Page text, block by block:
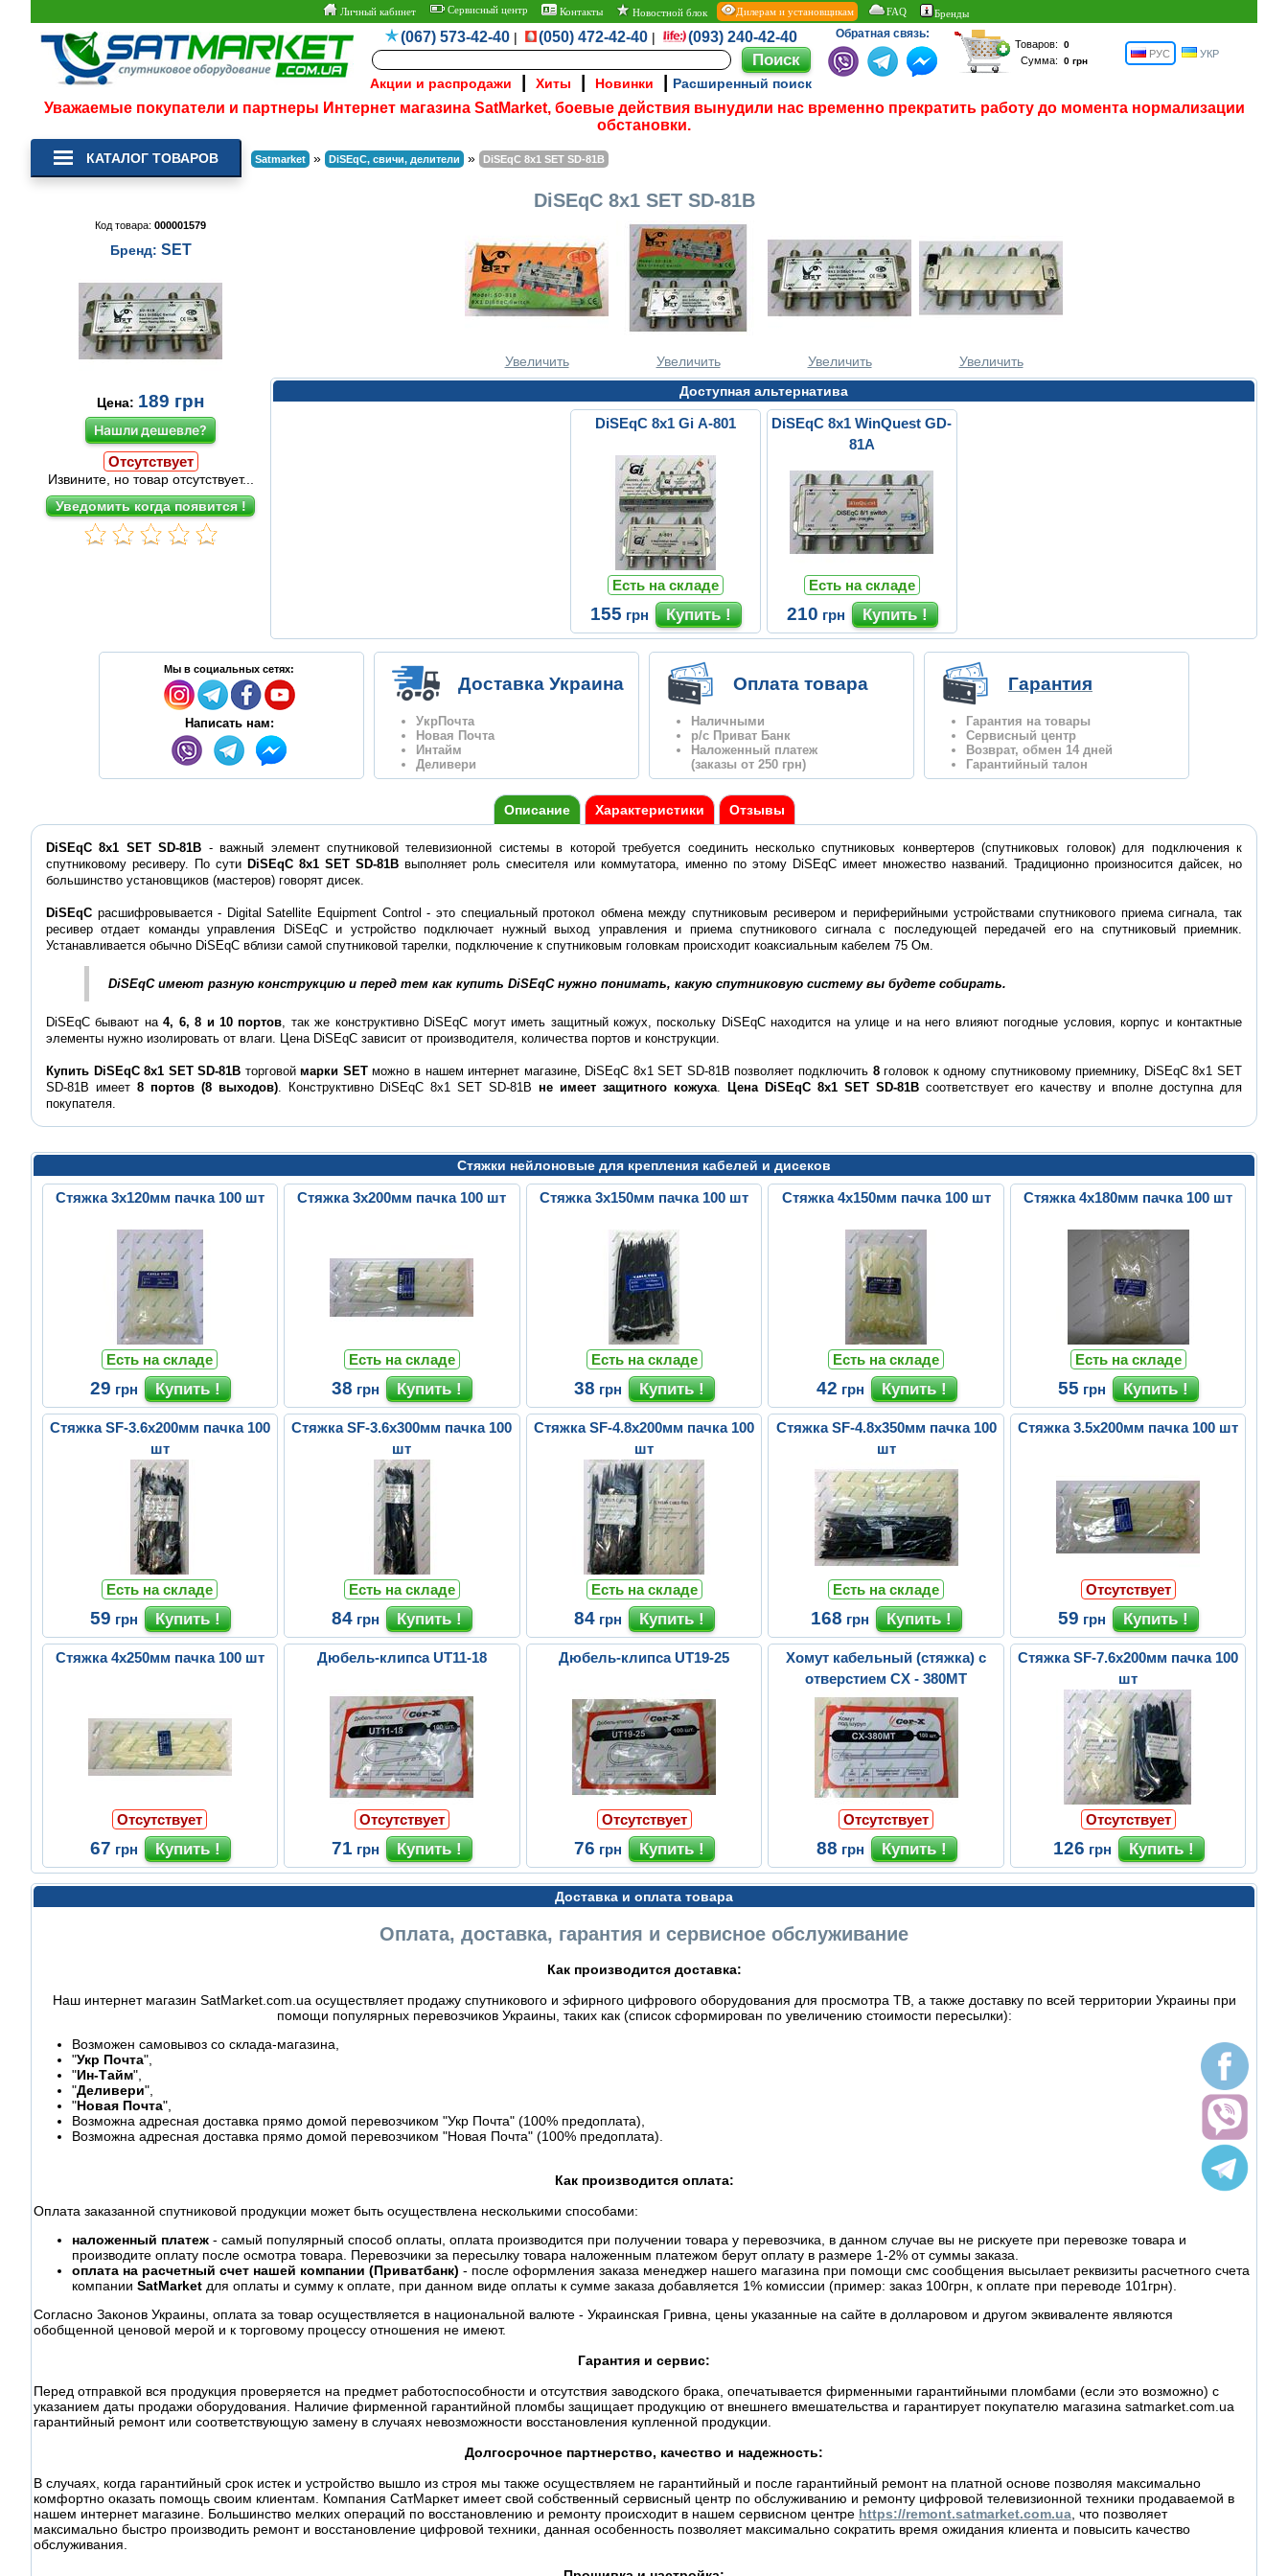
Личный кабинет Сервисный центр Контакты Новостной блок Дилерам и установщикам FAQ Бренды
(067) 573-42-40| (050) 472-42-40| (093) 240-42-40
Акции и распродажи Хиты Новинки Расширенный поиск
Обратная связь:
Товаров:
Сумма:
РУС УКР
Уважаемые покупатели и партнеры Интернет магазина SatMarket, боевые действия вынудили нас временно прекратить работу до момента нормализации
обстановки.
КАТАЛОГ ТОВАРОВ Satmarket » DiSEqC, свичи, делители » DiSEqC 8x1 SET SD-81B
DiSEqC 8x1 SET SD-81B
Код товара: 000001579
Бренд: SET
Цена: 189 грн
Нашли дешевле?
Отсутствует
Извините, но товар отсутствует...
Увеличить Увеличить Увеличить
Увеличить
Доступная альтернатива
DiSEqC 8x1 Gi A-801
Есть на складе
155 грн
DiSEqC 8x1 WinQuest GD-
81A
Есть на складе
210 грн
Мы в социальных сетях:
Написать нам:
Доставка Украина
УкрПочта
Новая Почта
Интайм
Деливери
Оплата товара
Наличными
р/с Приват Банк
Наложенный платеж
(заказы от 250 грн)
Гарантия
Гарантия на товары
Сервисный центр
Возврат, обмен 14 дней
Гарантийный талон
Описание Характеристики Отзывы
DiSEqC 8x1 SET SD-81B - важный элемент спутниковой телевизионной системы в которой требуется соединить несколько спутниковых конвертеров (спутниковых головок) для подключения к
спутниковому ресиверу. По сути DiSEqC 8x1 SET SD-81B выполняет роль смесителя или коммутатора, именно по этому DiSEqC имеет множество названий. Традиционно произносится дайсек, но
большинство установщиков (мастеров) говорят дисек.
DiSEqC расшифровывается - Digital Satellite Equipment Control - это специальный протокол обмена между спутниковым ресивером и периферийными устройствами спутникового приема сигнала, так
ресивер отдает команды управления DiSEqС и устройство подключает нужный выход управления и приема спутникового сигнала с последующей передачей его на спутниковый приемник.
Устанавливается обычно DiSEqC вблизи самой спутниковой тарелки, подключение к спутниковым головкам происходит коаксиальным кабелем 75 Ом.
DiSEqC имеют разную конструкцию и перед тем как купить DiSEqC нужно понимать, какую спутниковую систему вы будете собирать.
DiSEqC бывают на4, 6, 8 и 10 портов, так же конструктивно DiSEqC могут иметь защитный кожух, поскольку DiSEqC находится на улице и на него влияют погодные условия, корпус и контактные
элементы нужно изолировать от влаги. Цена DiSEqC зависит от производителя, количества портов и конструкции.
Купить DiSEqC 8x1 SET SD-81B торговоймарки SETможно в нашем интернет магазине, DiSEqC 8x1 SET SD-81B позволяет подключить 8головок к одному спутниковому приемнику, DiSEqC 8x1 SET
SD-81B имеет8 портов (8 выходов). Конструктивно DiSEqC 8x1 SET SD-81Bне имеет защитного кожуха. Цена DiSEqC 8x1 SET SD-81Bсоответствует его качеству и вполне доступна для
покупателя.
Стяжки нейлоновые для крепления кабелей и дисеков
Стяжка 3х120мм пачка 100 шт
Есть на складе
29 грн
Стяжка 3х200мм пачка 100 шт
Есть на складе
38 грн
Стяжка 3х150мм пачка 100 шт
Есть на складе
38 грн
Стяжка 4х150мм пачка 100 шт
Есть на складе
42 грн
Стяжка 4х180мм пачка 100 шт
Есть на складе
55 грн
Стяжка SF-3.6x200мм пачка 100
шт
Есть на складе
59 грн
Стяжка SF-3.6х300мм пачка 100
шт
Есть на складе
84 грн
Стяжка SF-4.8х200мм пачка 100
шт
Есть на складе
84 грн
Стяжка SF-4.8х350мм пачка 100
шт
Есть на складе
168 грн
Стяжка 3.5х200мм пачка 100 шт
Отсутствует
59 грн
Стяжка 4х250мм пачка 100 шт
Отсутствует
67 грн
Дюбель-клипса UT11-18
Отсутствует
71 грн
Дюбель-клипса UT19-25
Отсутствует
76 грн
Хомут кабельный (стяжка) с
отверстием CX - 380MT
Отсутствует
88 грн
Стяжка SF-7.6х200мм пачка 100
шт
Отсутствует
126 грн
Доставка и оплата товара
Оплата, доставка, гарантия и сервисное обслуживание
Как производится доставка:
Наш интернет магазин SatMarket.com.ua осуществляет продажу спутникового и эфирного цифрового оборудования для просмотра ТВ, а также доставку по всей территории Украины при
помощи популярных перевозчиков Украины, таких как (список сформирован по увеличению стоимости пересылки):
Возможен самовывоз со склада-магазина,
"Укр Почта",
"Ин-Тайм",
"Деливери",
"Новая Почта",
Возможна адресная доставка прямо домой перевозчиком "Укр Почта" (100% предоплата),
Возможна адресная доставка прямо домой перевозчиком "Новая Почта" (100% предоплата).
Как производится оплата:
Оплата заказанной спутниковой продукции может быть осуществлена несколькими способами:
наложенный платеж - самый популярный способ оплаты, оплата производится при получении товара у перевозчика, в данном случае вы не рискуете при перевозке товара и
производите оплату после осмотра товара. Перевозчики за пересылку товара наложенным платежом берут оплату в размере 1-2% от суммы заказа.
оплата на расчетный счет нашей компании (Приватбанк) - после оформления заказа менеджер нашего магазина при помощи смс сообщения высылает реквизиты расчетного счета
компании SatMarket для оплаты и сумму к оплате, при данном виде оплаты к сумме заказа добавляется 1% комиссии (пример: заказ 100грн, к оплате при переводе 101грн).
Согласно Законов Украины, оплата за товар осуществляется в национальной валюте - Украинская Гривна, цены указанные на сайте в долларовом и другом эквиваленте являются
обобщенной ценовой мерой и к торговому процессу отношения не имеют.
Гарантия и сервис:
Перед отправкой вся продукция проверяется на предмет работоспособности и отсутствия заводского брака, опечатывается фирменными гарантийными пломбами (если это возможно) с
указанием даты продажи оборудования. Наличие фирменной гарантийной пломбы защищает продукцию от внешнего вмешательства и гарантирует покупателю магазина satmarket.com.ua
гарантийный ремонт или соответствующую замену в случаях невозможности восстановления купленной продукции.
Долгосрочное партнерство, качество и надежность:
В случаях, когда гарантийный срок истек и устройство вышло из строя мы также осуществляем не гарантийный и после гарантийный ремонт на платной основе позволяя максимально
комфортно оказать помощь своим клиентам. Компания СатМаркет имеет свой собственный сервисный центр по обслуживанию и ремонту цифровой телевизионной техники продаваемой в
нашем интернет магазине. Большинство мелких операций по восстановлению и ремонту происходит в нашем сервисном центре https://remont.satmarket.com.ua , что позволяет
максимально быстро производить ремонт и восстановление цифровой техники, данная особенность позволяет максимально сократить время ожидания клиента и повысить качество
обслуживания.